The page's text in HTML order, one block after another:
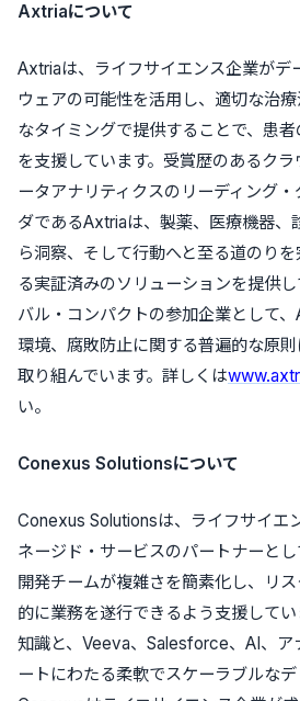
Axtriaについて
Axtriaは、ライフサイエンス企業がデ
ウェアの可能性を活用し、適切な治
なタイミングで提供することで、患
を支援しています。受賞歴のあるク
ータアナリティクスのリーディング
ダであるAxtriaは、製薬、医療機器、
ら洞察、そして行動へと至る道のり
る実証済みのソリューションを提供
バル・コンパクトの参加企業として、
環境、腐敗防止に関する普遍的な原
取り組んでいます。詳しくは
い。
Conexus Solutionsについて
Conexus Solutionsは、ライフサイエ
ネージド・サービスのパートナーと
開発チームが複雑さを簡素化し、リ
的に業務を遂行できるよう支援して
知識と、Veeva、Salesforce、AI、ア
ートにわたる柔軟でスケーラブルなデ